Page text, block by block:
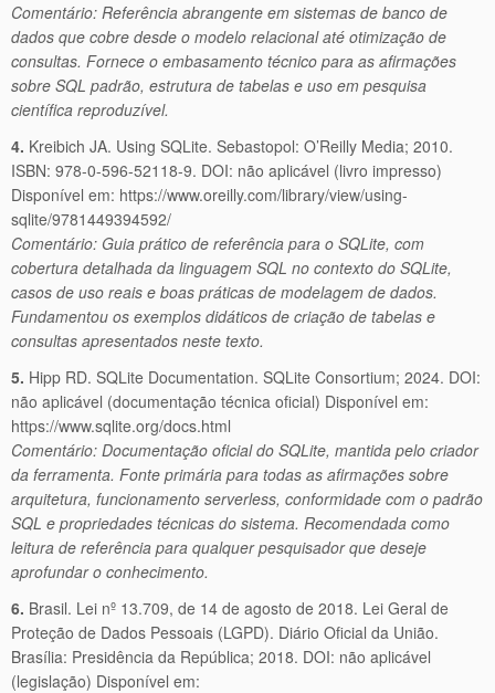
Comentário: Referência abrangente em sistemas de banco de
dados que cobre desde o modelo relacional até otimização de
consultas. Fornece o embasamento técnico para as afirmações
sobre SQL padrão, estrutura de tabelas e uso em pesquisa
científica reproduzível.
4. Kreibich JA. Using SQLite. Sebastopol: O’Reilly Media; 2010.
ISBN: 978-0-596-52118-9. DOI: não aplicável (livro impresso)
Disponível em: https://www.oreilly.com/library/view/using-
sqlite/9781449394592/
Comentário: Guia prático de referência para o SQLite, com
cobertura detalhada da linguagem SQL no contexto do SQLite,
casos de uso reais e boas práticas de modelagem de dados.
Fundamentou os exemplos didáticos de criação de tabelas e
consultas apresentados neste texto.
5. Hipp RD. SQLite Documentation. SQLite Consortium; 2024. DOI:
não aplicável (documentação técnica oficial) Disponível em:
https://www.sqlite.org/docs.html
Comentário: Documentação oficial do SQLite, mantida pelo criador
da ferramenta. Fonte primária para todas as afirmações sobre
arquitetura, funcionamento serverless, conformidade com o padrão
SQL e propriedades técnicas do sistema. Recomendada como
leitura de referência para qualquer pesquisador que deseje
aprofundar o conhecimento.
6. Brasil. Lei nº 13.709, de 14 de agosto de 2018. Lei Geral de
Proteção de Dados Pessoais (LGPD). Diário Oficial da União.
Brasília: Presidência da República; 2018. DOI: não aplicável
(legislação) Disponível em: